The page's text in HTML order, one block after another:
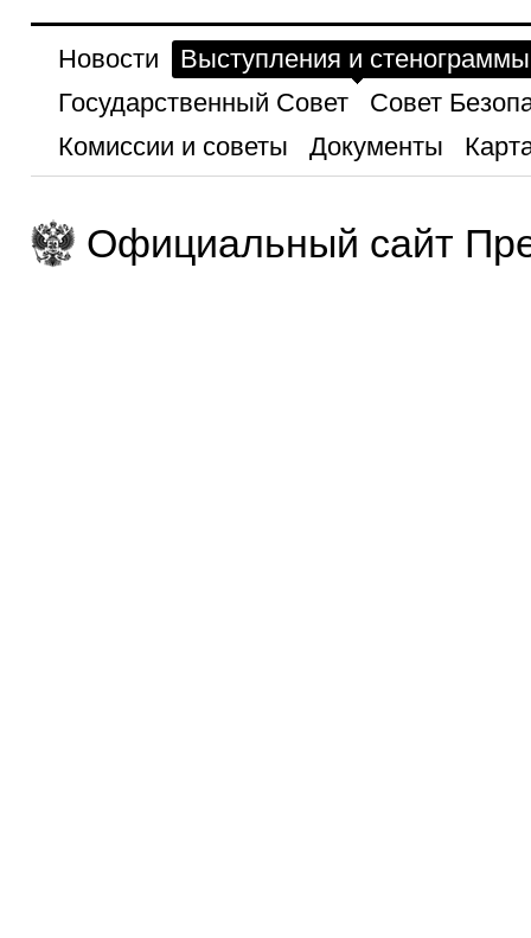
Новости
Выступления и стенограммы
Государственный Совет
Совет
Комиссии и советы
Документы
Официальный сайт